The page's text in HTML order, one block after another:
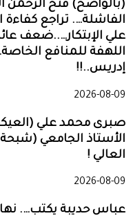
(بالواضح) فتح الرحمن
الفاشلة…. تراجع كفاءة
علي الإبتكار…..ضعف
اللهفة للمنافع
إدريس..!!
2026-08-09
صبرى محمد علي
الأستاذ الجامعي (شبحة
العالي !
2026-08-09
عباس حديبة يكتب….